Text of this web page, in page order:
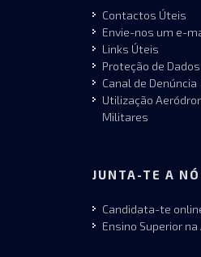
Contactos Úteis
Envie-nos um e-
Links Úteis
Proteção de Dados
Canal de Denúncia
Utilização
Militares
JUNTA-TE A
Candidata-te
Ensino Superior